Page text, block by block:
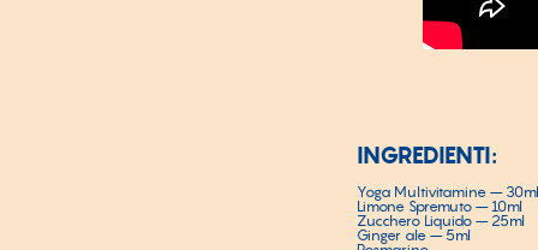
INGREDIENTI:
Yoga Multivitamine – 30ml
Limone Spremuto – 10ml
Zucchero Liquido – 25ml
Ginger ale – 5ml